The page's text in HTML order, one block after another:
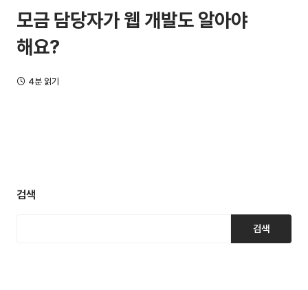
모금 담당자가 웹 개발도 알아야
해요?
4분 읽기
검색
검색